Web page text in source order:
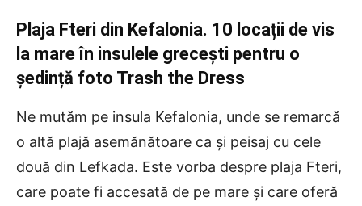
Plaja Fteri din Kefalonia. 10 locații de vis
la mare în insulele grecești pentru o
ședință foto Trash the Dress
Ne mutăm pe insula Kefalonia, unde se remarcă
o altă plajă asemănătoare ca și peisaj cu cele
două din Lefkada. Este vorba despre plaja Fteri,
care poate fi accesată de pe mare și care oferă